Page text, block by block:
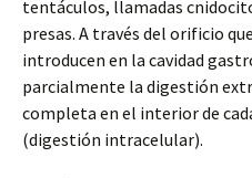
tentáculos, llamadas
presas. A través del orificio
introducen en la cavidad
parcialmente la digestión
completa en el interior de
(digestión intracelular).